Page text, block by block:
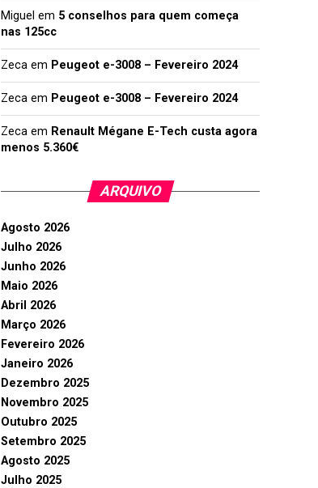
Miguel em 5 conselhos para quem começa
nas 125cc
Zeca em Peugeot e-3008 – Fevereiro 2024
Zeca em Peugeot e-3008 – Fevereiro 2024
Zeca em Renault Mégane E-Tech custa agora
menos 5.360€
ARQUIVO
Agosto 2026
Julho 2026
Junho 2026
Maio 2026
Abril 2026
Março 2026
Fevereiro 2026
Janeiro 2026
Dezembro 2025
Novembro 2025
Outubro 2025
Setembro 2025
Agosto 2025
Julho 2025